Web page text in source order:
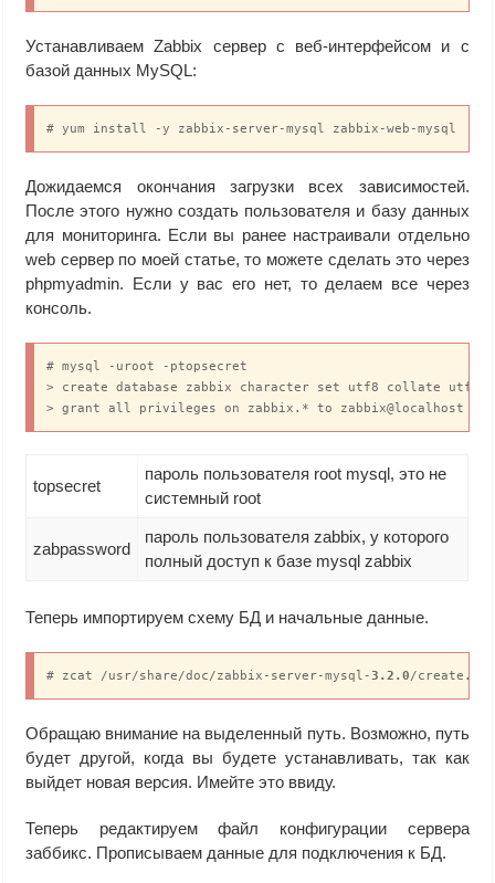
Устанавливаем Zabbix сервер с веб-интерфейсом и с
базой данных MySQL:
# yum install -y zabbix-server-mysql zabbix-web-mysql
Дожидаемся окончания загрузки всех зависимостей.
После этого нужно создать пользователя и базу данных
для мониторинга. Если вы ранее настраивали отдельно
web сервер по моей статье, то можете сделать это через
phpmyadmin. Если у вас его нет, то делаем все через
консоль.
# mysql -uroot -ptopsecret
> create database zabbix character set utf8 collate
> grant all privileges on zabbix.* to zabbix@localhost
topsecret
пароль пользователя root mysql, это не
системный root
zabpassword
пароль пользователя zabbix, у которого
полный доступ к базе mysql zabbix
Теперь импортируем схему БД и начальные данные.
# zcat /usr/share/doc/zabbix-server-mysql-3.2.0/
Обращаю внимание на выделенный путь. Возможно, путь
будет другой, когда вы будете устанавливать, так как
выйдет новая версия. Имейте это ввиду.
Теперь редактируем файл конфигурации сервера
заббикс. Прописываем данные для подключения к БД.